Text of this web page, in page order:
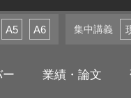
A5 A6 集中講義
業績・論文